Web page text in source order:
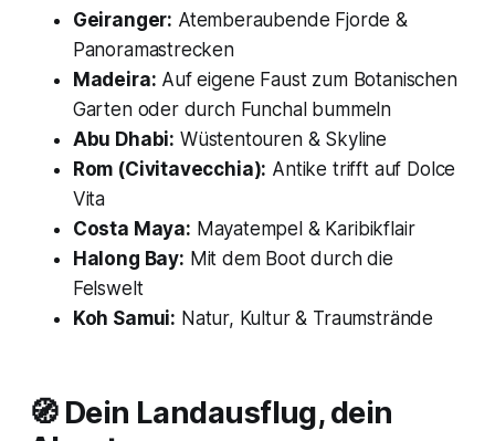
Geiranger: Atemberaubende Fjorde &
Panoramastrecken
Madeira: Auf eigene Faust zum Botanischen
Garten oder durch Funchal bummeln
Abu Dhabi: Wüstentouren & Skyline
Rom (Civitavecchia): Antike trifft auf Dolce
Vita
Costa Maya: Mayatempel & Karibikflair
Halong Bay: Mit dem Boot durch die
Felswelt
Koh Samui: Natur, Kultur & Traumstrände
🧭 Dein Landausflug, dein